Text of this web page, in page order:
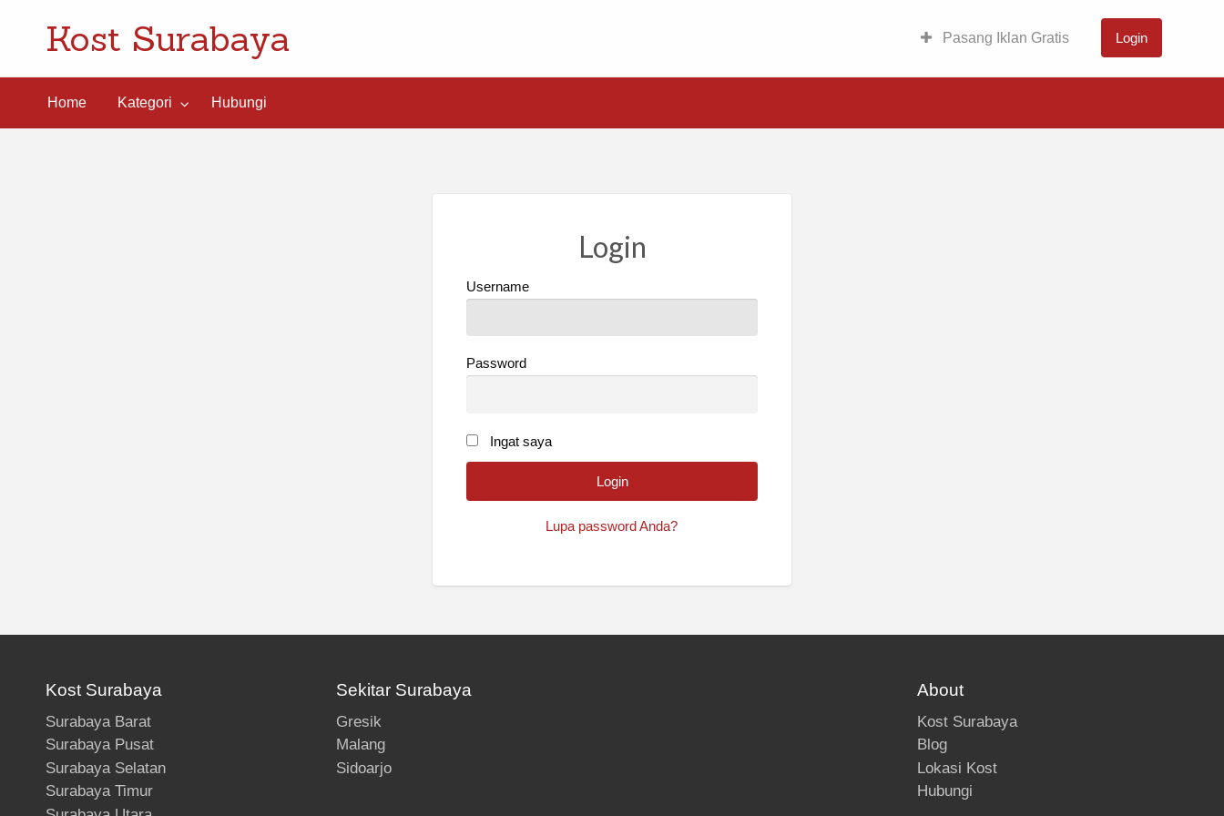
Kost Surabaya Pasang Iklan Gratis Login
Home Kategori Hubungi
Login
Username
Password
Ingat saya
Lupa password Anda?
Kost Surabaya
Surabaya Barat
Surabaya Pusat
Surabaya Selatan
Surabaya Timur
Sekitar Surabaya
Gresik
Malang
Sidoarjo
About
Kost Surabaya
Blog
Lokasi Kost
Hubungi